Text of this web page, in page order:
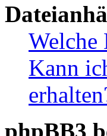
Welche
Kann
phpBB3